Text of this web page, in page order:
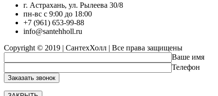
г. Астрахань, ул. Рылеева 30/8
пн-вс с 9:00 до 18:00
+7 (961) 653-99-88
info@santehholl.ru
Copyright © 2019 | СантехХолл | Все права защищены
Ваше имя
Телефон